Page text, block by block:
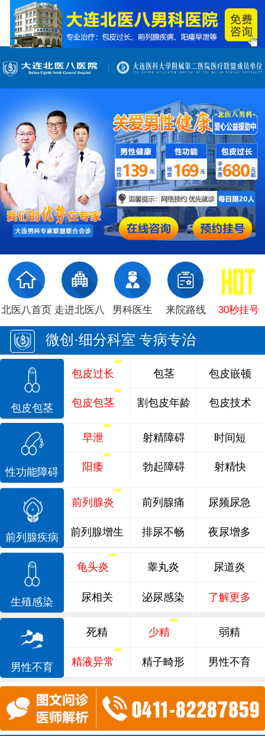
北医八首页 走进北医八 男科医生 来院路线 30秒挂号
微创·细分科室 专病专治
包皮包茎
包皮过长
包皮包茎
包茎
割包皮年龄
包皮嵌顿
包皮技术
性功能障碍
早泄
阳痿
射精障碍
勃起障碍
时间短
射精快
前列腺疾病
前列腺炎 前列腺痛 尿频尿急
前列腺增生 排尿不畅 夜尿增多
生殖感染
龟头炎 睾丸炎 尿道炎
尿相关 泌尿感染 了解更多
男性不育
死精 少精 弱精
精液异常 精子畸形 男性不育